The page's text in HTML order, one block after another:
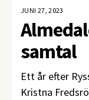
JUNI 27, 2023
samtal
Ett år efter
Kristna